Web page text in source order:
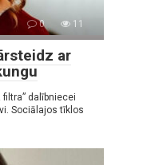
0 11
ar
dalībniecei
Sociālajos tīklos